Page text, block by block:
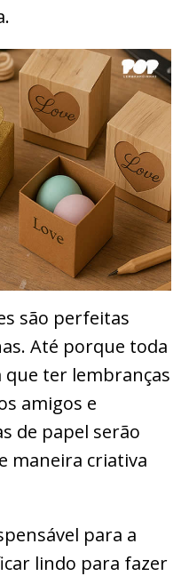
são perfeitas
Até porque toda
ter lembranças
amigos e
de papel serão
maneira criativa
para a
lindo para fazer